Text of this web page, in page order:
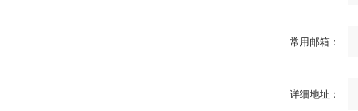
常用邮箱：
详细地址：